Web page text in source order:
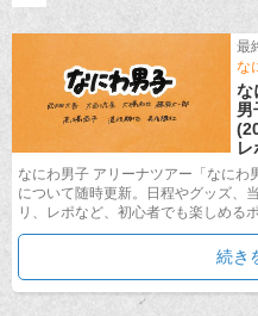
最
な
な
男
レ
なにわ男子 アリーナツアー「なに
について随時更新。日程やグッズ、
リ、レポなど、初心者でも楽しめる
続き